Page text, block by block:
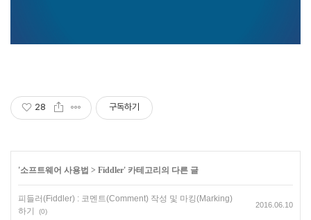
28 구독하기
'소프트웨어 사용법 > Fiddler' 카테고리의 다른 글
피들러(Fiddler) : 코멘트(Comment) 작성 및 마킹(Marking)
하기
(0)
2016.06.10